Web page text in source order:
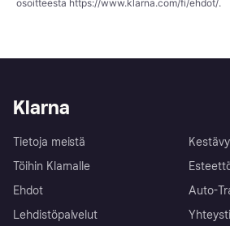
osoitteesta https://www.klarna.com/fi/ehdot/.
Klarna
Tietoja meistä
Töihin Klarnalle
Ehdot
Lehdistöpalvelut
Auto-